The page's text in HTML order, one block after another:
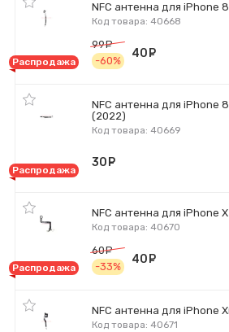
NFC антенна для iPhone
Код товара: 40668
Распродажа
99
руб.
-60%
40
NFC антенна для iPhone
(2022)
Код товара: 40669
Распродажа
30
NFC антенна для iPhone X
Код товара: 40670
Распродажа
60
руб.
-33%
40
NFC антенна для iPhone
Код товара: 40671